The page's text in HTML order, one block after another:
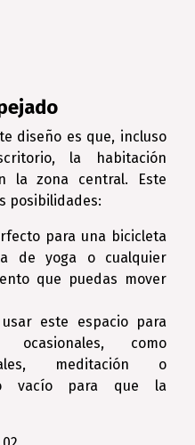
diseño es que, incluso
la habitación
la zona central. Este
posibilidades:
para una bicicleta
de yoga o cualquier
que puedas mover
usar este espacio para
ocasionales, como
meditación o
vacío para que la